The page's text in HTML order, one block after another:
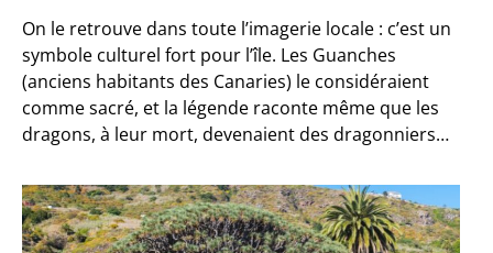
On le retrouve dans toute l’imagerie locale : c’est un
symbole culturel fort pour l’île. Les Guanches
(anciens habitants des Canaries) le considéraient
comme sacré, et la légende raconte même que les
dragons, à leur mort, devenaient des dragonniers…